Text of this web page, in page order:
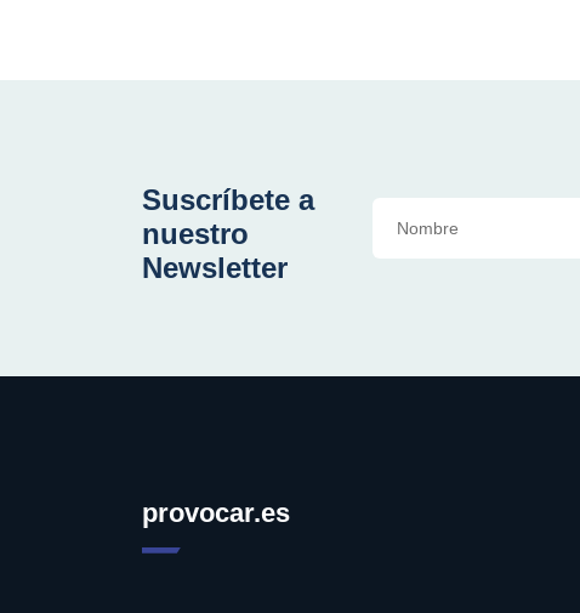
Suscríbete a
nuestro
Newsletter
provocar.es